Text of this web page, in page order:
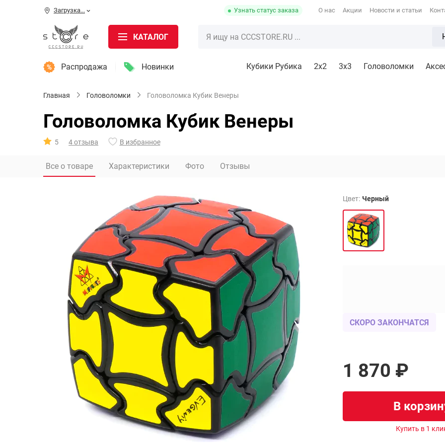
Загрузка... Узнать статус заказа О нас Акции Новости и статьи
КАТАЛОГ
Распродажа Новинки Кубики Рубика 2x2 3х3 Головоломки
Главная Головоломки Головоломка Кубик Венеры
Головоломка Кубик Венеры
5 4 отзыва В избранное
Все о товаре Характеристики Фото Отзывы
Цвет: Черный
СКОРО ЗАКОНЧАТСЯ
1 870 ₽
В
Купить в 1